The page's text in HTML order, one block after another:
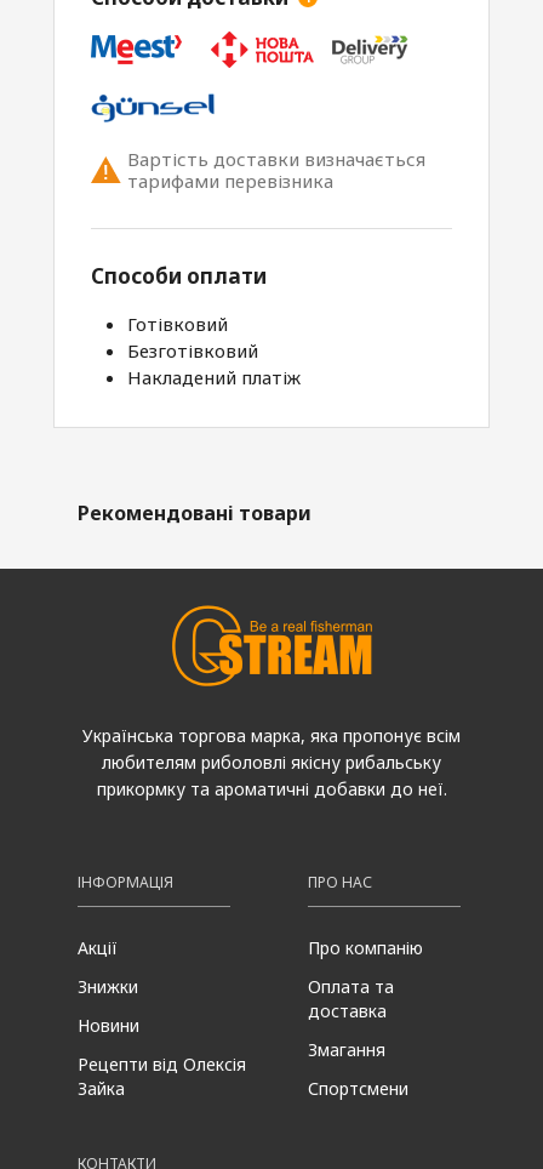
Вартість доставки визначається
тарифами перевізника
Способи оплати
Готівковий
Безготівковий
Накладений платіж
Рекомендовані товари
Українська торгова марка, яка пропонує всім
любителям риболовлі якісну рибальську
прикормку та ароматичні добавки до неї.
ІНФОРМАЦІЯ
Акції
Знижки
Новини
Рецепти від Олексія
Зайка
ПРО НАС
Про компанію
Оплата та
доставка
Змагання
Спортсмени
КОНТАКТИ